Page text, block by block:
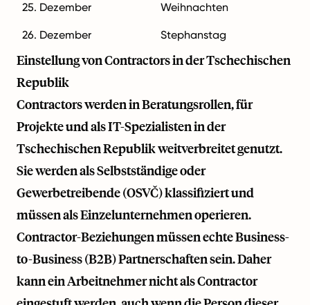
25. Dezember Weihnachten
26. Dezember Stephanstag
Einstellung von Contractors in der Tschechischen
Republik
Contractors werden in Beratungsrollen, für
Projekte und als IT-Spezialisten in der
Tschechischen Republik weitverbreitet genutzt.
Sie werden als Selbstständige oder
Gewerbetreibende (OSVČ) klassifiziert und
müssen als Einzelunternehmen operieren.
Contractor-Beziehungen müssen echte Business-
to-Business (B2B) Partnerschaften sein. Daher
kann ein Arbeitnehmer nicht als Contractor